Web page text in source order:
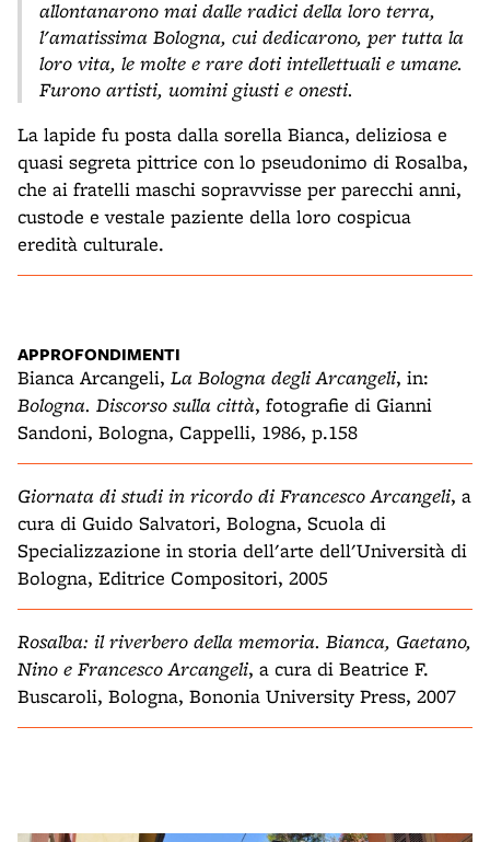
allontanarono mai dalle radici della loro terra,
l'amatissima Bologna, cui dedicarono, per tutta la
loro vita, le molte e rare doti intellettuali e umane.
Furono artisti, uomini giusti e onesti.
La lapide fu posta dalla sorella Bianca, deliziosa e
quasi segreta pittrice con lo pseudonimo di Rosalba,
che ai fratelli maschi sopravvisse per parecchi anni,
custode e vestale paziente della loro cospicua
eredità culturale.
APPROFONDIMENTI
Bianca Arcangeli, La Bologna degli Arcangeli, in:
Bologna. Discorso sulla città, fotografie di Gianni
Sandoni, Bologna, Cappelli, 1986, p.158
Giornata di studi in ricordo di Francesco Arcangeli, a
cura di Guido Salvatori, Bologna, Scuola di
Specializzazione in storia dell'arte dell'Università di
Bologna, Editrice Compositori, 2005
Rosalba: il riverbero della memoria. Bianca, Gaetano,
Nino e Francesco Arcangeli, a cura di Beatrice F.
Buscaroli, Bologna, Bononia University Press, 2007